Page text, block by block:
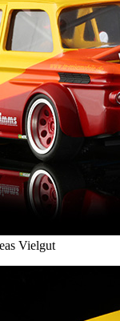
Vielgut